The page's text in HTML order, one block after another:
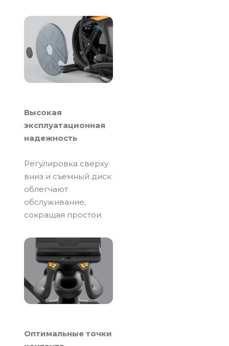
Высокая
эксплуатационная
надежность
Регулировка сверху
вниз и съемный диск
облегчают
обслуживание,
сокращая простои.
Оптимальные точки